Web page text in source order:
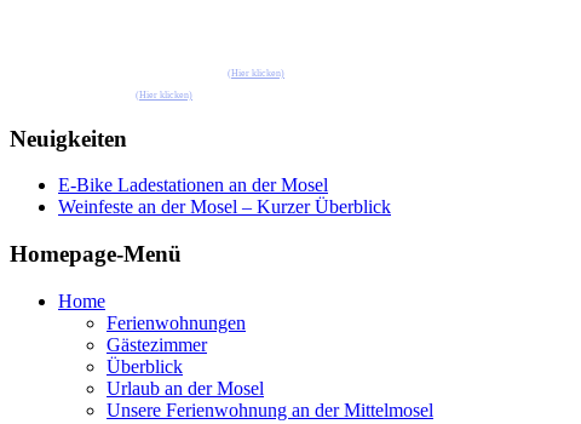
(Hier klicken)
(Hier klicken)
Neuigkeiten
E-Bike Ladestationen an der Mosel
Weinfeste an der Mosel – Kurzer Überblick
Homepage-Menü
Home
Ferienwohnungen
Gästezimmer
Überblick
Urlaub an der Mosel
Unsere Ferienwohnung an der Mittelmosel